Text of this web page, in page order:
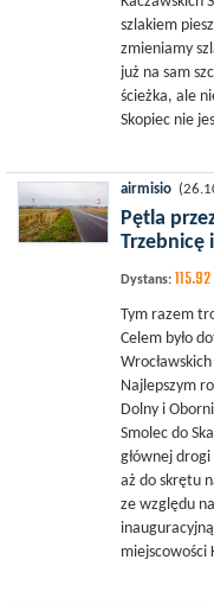
szlakiem
zmieniamy
już na sam
ścieżka, ale
Skopiec nie
airmisio
Pętla
Trzebnicę
Dystans: 115.92
Tym razem
Celem było
Najlepszym
Dolny i
Smolec do
głównej
aż do skrętu
ze względu
miejscowości